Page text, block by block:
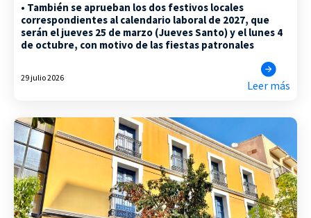
• También se aprueban los dos festivos locales
correspondientes al calendario laboral de 2027, que
serán el jueves 25 de marzo (Jueves Santo) y el lunes 4
de octubre, con motivo de las fiestas patronales
29 julio 2026
Leer más